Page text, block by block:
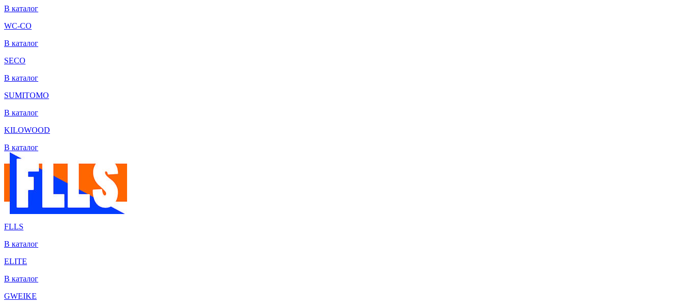
В каталог
WC-CO
В каталог
SECO
В каталог
SUMITOMO
В каталог
KILOWOOD
В каталог
FLLS
В каталог
ELITE
В каталог
GWEIKE